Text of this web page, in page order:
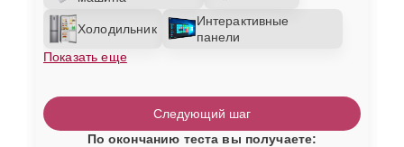
Холодильник
Интерактивные
панели
Показать еще
Следующий шаг
По окончанию теста вы получаете: